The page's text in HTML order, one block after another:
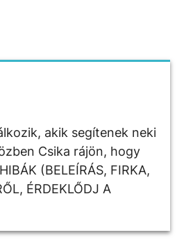
akik segítenek neki
Csika rájön, hogy
(BELEÍRÁS, FIRKA,
ÉRDEKLŐDJ A